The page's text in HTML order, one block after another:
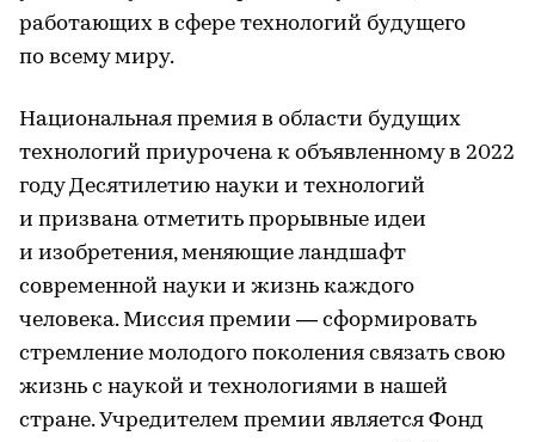
работающих в сфере технологий будущего
по всему миру.
Национальная премия в области будущих
технологий приурочена к объявленному в 2022
году Десятилетию науки и технологий
и призвана отметить прорывные идеи
и изобретения, меняющие ландшафт
современной науки и жизнь каждого
человека. Миссия премии — сформировать
стремление молодого поколения связать свою
жизнь с наукой и технологиями в нашей
стране. Учредителем премии является Фонд